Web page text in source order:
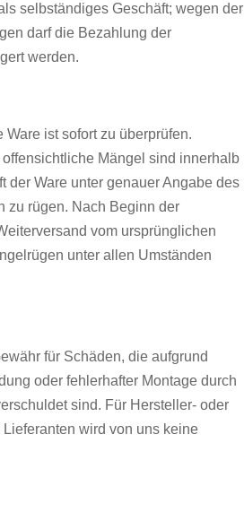
selbständiges Geschäft; wegen der
darf die Bezahlung der
werden.
ist sofort zu überprüfen.
Mängel sind innerhalb
der Ware unter genauer Angabe des
zu rügen. Nach Beginn der
vom ursprünglichen
unter allen Umständen
für Schäden, die aufgrund
oder fehlerhafter Montage durch
sind. Für Hersteller- oder
wird von uns keine